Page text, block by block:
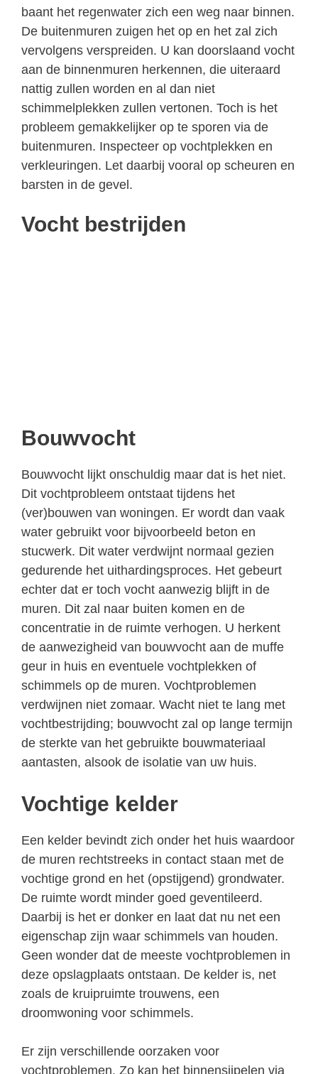
baant het regenwater zich een weg naar binnen.
De buitenmuren zuigen het op en het zal zich
vervolgens verspreiden. U kan doorslaand vocht
aan de binnenmuren herkennen, die uiteraard
nattig zullen worden en al dan niet
schimmelplekken zullen vertonen. Toch is het
probleem gemakkelijker op te sporen via de
buitenmuren. Inspecteer op vochtplekken en
verkleuringen. Let daarbij vooral op scheuren en
barsten in de gevel.
Vocht bestrijden
Bouwvocht
Bouwvocht lijkt onschuldig maar dat is het niet.
Dit vochtprobleem ontstaat tijdens het
(ver)bouwen van woningen. Er wordt dan vaak
water gebruikt voor bijvoorbeeld beton en
stucwerk. Dit water verdwijnt normaal gezien
gedurende het uithardingsproces. Het gebeurt
echter dat er toch vocht aanwezig blijft in de
muren. Dit zal naar buiten komen en de
concentratie in de ruimte verhogen. U herkent
de aanwezigheid van bouwvocht aan de muffe
geur in huis en eventuele vochtplekken of
schimmels op de muren. Vochtproblemen
verdwijnen niet zomaar. Wacht niet te lang met
vochtbestrijding; bouwvocht zal op lange termijn
de sterkte van het gebruikte bouwmateriaal
aantasten, alsook de isolatie van uw huis.
Vochtige kelder
Een kelder bevindt zich onder het huis waardoor
de muren rechtstreeks in contact staan met de
vochtige grond en het (opstijgend) grondwater.
De ruimte wordt minder goed geventileerd.
Daarbij is het er donker en laat dat nu net een
eigenschap zijn waar schimmels van houden.
Geen wonder dat de meeste vochtproblemen in
deze opslagplaats ontstaan. De kelder is, net
zoals de kruipruimte trouwens, een
droomwoning voor schimmels.
Er zijn verschillende oorzaken voor
vochtproblemen. Zo kan het binnensijpelen via